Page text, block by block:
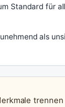
Standard für
als